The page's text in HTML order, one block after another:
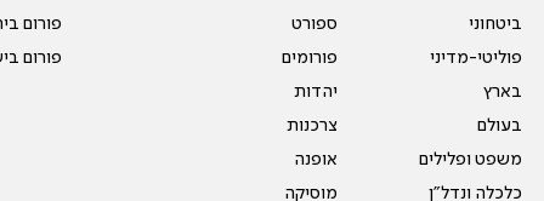
ביטחוני
פוליטי-מדיני
בארץ
בעולם
משפט ופלילים
כלכלה ונדל"ן
ספורט
פורומים
יהדות
צרכנות
אופנה
מוסיקה
פורום
פורום